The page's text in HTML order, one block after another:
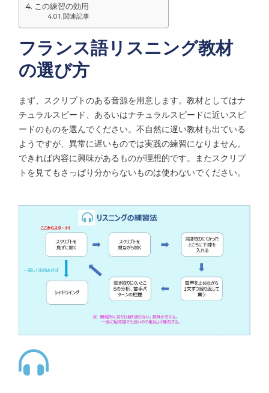
この練習の効用
関連記事
フランス語リスニング教材
の選び方
まず、スクリプトのある音源を用意します。教材としてはナ
チュラルスピード、あるいはナチュラルスピードに近いスピ
ードのものを選んでください。不自然に遅い教材も出ている
ようですが、異常に遅いものでは実践の練習になりません。
できれば内容に興味があるものが理想的です。またスクリプ
トを見てもさっぱり分からないものは使わないでください。